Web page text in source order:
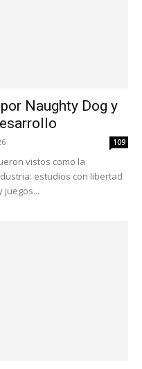
Naughty Dog y
109
vistos como la
estudios con libertad
juegos...